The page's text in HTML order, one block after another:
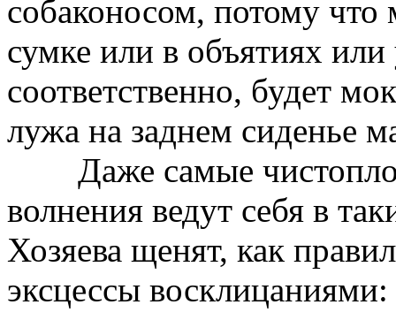
собаконосом, потому
сумке или в объятиях
соответственно, будет
лужа на заднем сиденье
Даже самые
волнения ведут себя в
Хозяева щенят, как
эксцессы